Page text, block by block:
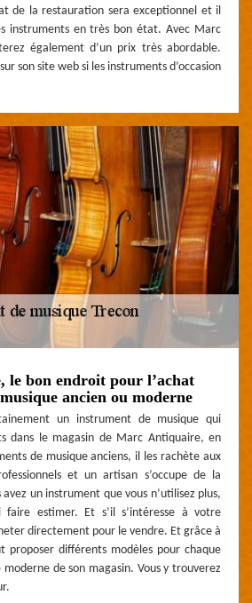
de la restauration sera exceptionnel et il
instruments en très bon état. Avec Marc
également d’un prix très abordable.
son site web si les instruments d’occasion
le bon endroit pour l’achat
ancien ou moderne
un instrument de musique qui
dans le magasin de Marc Antiquaire, en
de musique anciens, il les rachète aux
et un artisan s’occupe de la
un instrument que vous n’utilisez plus,
faire estimer. Et s’il s’intéresse à votre
directement pour le vendre. Et grâce à
proposer différents modèles pour chaque
de son magasin. Vous y trouverez